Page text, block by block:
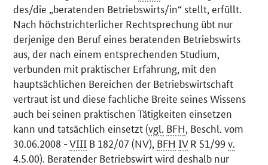
des/die „beratenden Betriebswirts/in“ stellt, erfüllt.
Nach höchstrichterlicher Rechtsprechung übt nur
derjenige den Beruf eines beratenden Betriebswirts
aus, der nach einem entsprechenden Studium,
verbunden mit praktischer Erfahrung, mit den
hauptsächlichen Bereichen der Betriebswirtschaft
vertraut ist und diese fachliche Breite seines Wissens
auch bei seinen praktischen Tätigkeiten einsetzen
kann und tatsächlich einsetzt (vgl. BFH, Beschl. vom
30.06.2008 -VIII B 182/07 (NV), BFH IVR 51/99v.
4.5.00). Beratender Betriebswirt wird deshalb nur